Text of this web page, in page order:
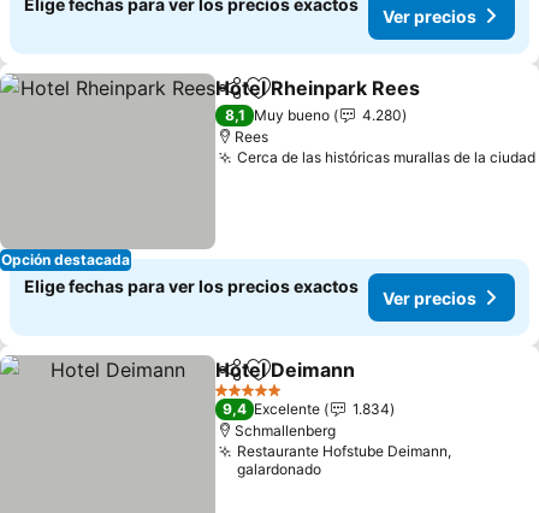
Elige fechas para ver los precios exactos
Ver precios
Opción destacada
CompartirAgregar a favoritos
Hotel Rheinpark Rees
8,1 Muy bueno
4.280
Rees
Cerca de las históricas murallas de la ciudad
Elige fechas para ver los precios exactos
Ver precios
CompartirAgregar a favoritos
Hotel Deimann
5 Estrellas
9,4 Excelente
1.834
Schmallenberg
Restaurante Hofstube Deimann,
galardonado